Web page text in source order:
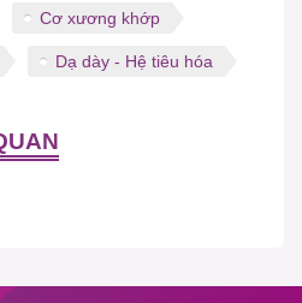
Cơ xương khớp
Dạ dày - Hệ tiêu hóa